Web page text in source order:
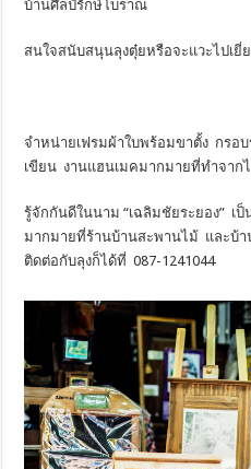
บ้านศิลป์รักษ์โบราณ
สนใจสนับสนุนลุงตุ๋ยหรือจะแวะไปเ
จำหน่ายเฟรมผ้าใบพร้อมขาตั้ง กรอ
เขียน งานแฮนเมคมากมายที่ทำจาก
รู้จักกันดีในนาม “เฉลิมชัยระยอง”
มากมายที่ร้านบ้านสะพานไม้ และบ้
ติดต่อกับลุงก็ได้ที่ 087-1241044